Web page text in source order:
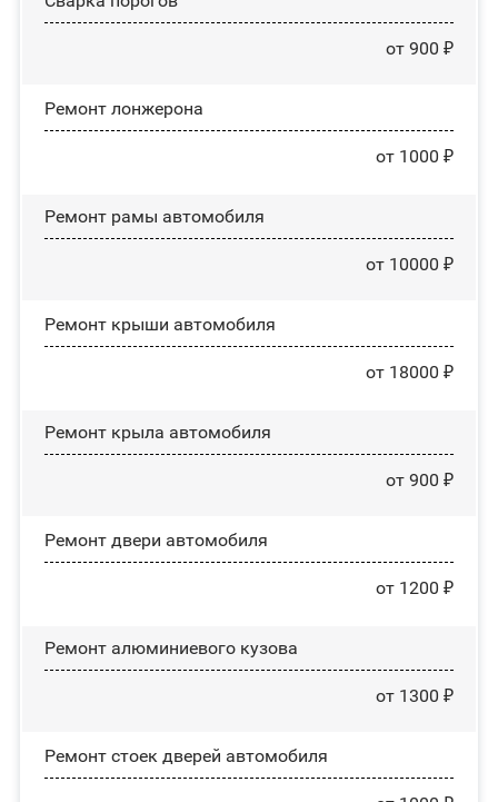
от 900 ₽
Ремонт лонжерона
от 1000 ₽
Ремонт рамы автомобиля
от 10000 ₽
Ремонт крыши автомобиля
от 18000 ₽
Ремонт крыла автомобиля
от 900 ₽
Ремонт двери автомобиля
от 1200 ₽
Ремонт алюминиевого кузова
от 1300 ₽
Ремонт стоек дверей автомобиля